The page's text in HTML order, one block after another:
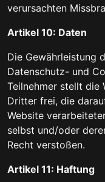
verursachten
Artikel 10: Daten
Die Gewährleistung
Datenschutz- und
Teilnehmer stellt die
Dritter frei, die
Website
selbst und/oder
Recht verstoßen.
Artikel 11: Haftung